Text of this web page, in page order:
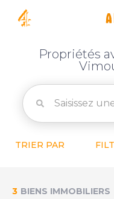
Propriétés
TRIER PAR
3 BIENS IMMOBILIERS